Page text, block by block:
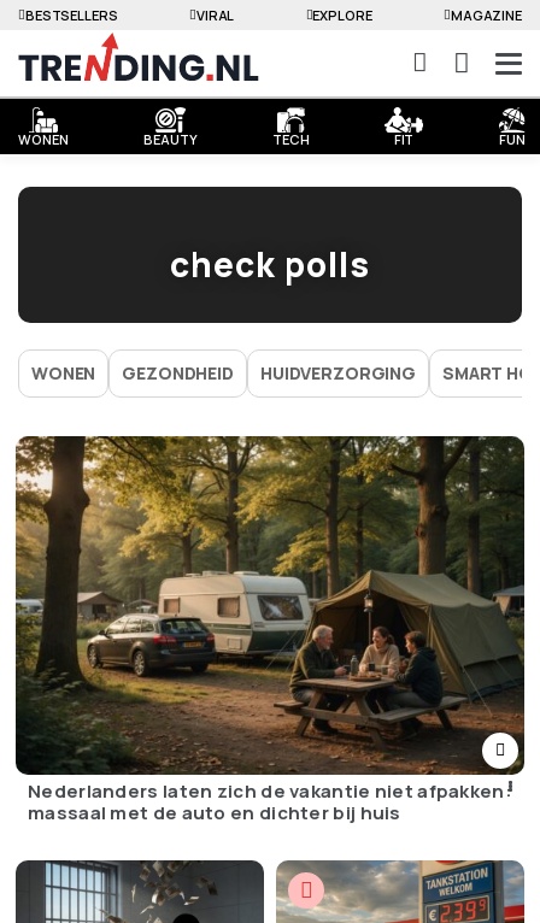
WONEN BEAUTY TECH FIT FUN
BESTSELLERS VIRAL EXPLORE MAGAZINE
check polls
WONEN GEZONDHEID HUIDVERZORGING SMART
Nederlanders laten zich de vakantie niet afpakken:
massaal met de auto en dichter bij huis